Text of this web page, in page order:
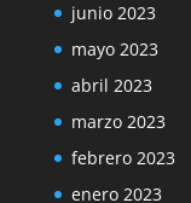
junio 2023
mayo 2023
abril 2023
marzo 2023
febrero 2023
enero 2023